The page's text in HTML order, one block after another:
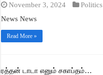
November 3, 2024
Politics
News News
Read More »
ரத்தன் டாடா எனும் சகாப்தம்…